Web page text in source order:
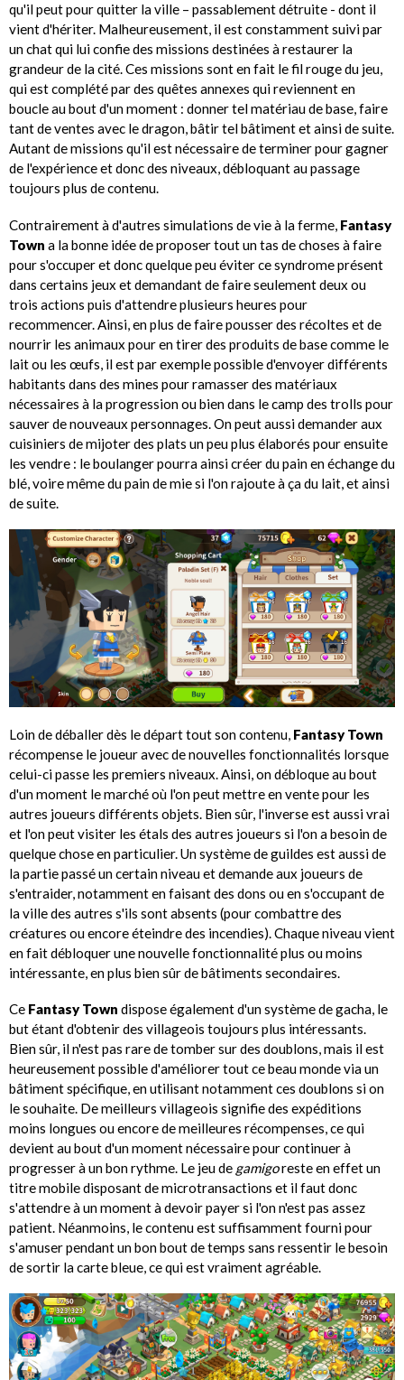
qu'il peut pour quitter la ville – passablement détruite - dont il
vient d'hériter. Malheureusement, il est constamment suivi par
un chat qui lui confie des missions destinées à restaurer la
grandeur de la cité. Ces missions sont en fait le fil rouge du jeu,
qui est complété par des quêtes annexes qui reviennent en
boucle au bout d'un moment : donner tel matériau de base, faire
tant de ventes avec le dragon, bâtir tel bâtiment et ainsi de suite.
Autant de missions qu'il est nécessaire de terminer pour gagner
de l'expérience et donc des niveaux, débloquant au passage
toujours plus de contenu.
Contrairement à d'autres simulations de vie à la ferme, Fantasy
Town a la bonne idée de proposer tout un tas de choses à faire
pour s'occuper et donc quelque peu éviter ce syndrome présent
dans certains jeux et demandant de faire seulement deux ou
trois actions puis d'attendre plusieurs heures pour
recommencer. Ainsi, en plus de faire pousser des récoltes et de
nourrir les animaux pour en tirer des produits de base comme le
lait ou les œufs, il est par exemple possible d'envoyer différents
habitants dans des mines pour ramasser des matériaux
nécessaires à la progression ou bien dans le camp des trolls pour
sauver de nouveaux personnages. On peut aussi demander aux
cuisiniers de mijoter des plats un peu plus élaborés pour ensuite
les vendre : le boulanger pourra ainsi créer du pain en échange du
blé, voire même du pain de mie si l'on rajoute à ça du lait, et ainsi
de suite.
Loin de déballer dès le départ tout son contenu, Fantasy Town
récompense le joueur avec de nouvelles fonctionnalités lorsque
celui-ci passe les premiers niveaux. Ainsi, on débloque au bout
d'un moment le marché où l'on peut mettre en vente pour les
autres joueurs différents objets. Bien sûr, l'inverse est aussi vrai
et l'on peut visiter les étals des autres joueurs si l'on a besoin de
quelque chose en particulier. Un système de guildes est aussi de
la partie passé un certain niveau et demande aux joueurs de
s'entraider, notamment en faisant des dons ou en s'occupant de
la ville des autres s'ils sont absents (pour combattre des
créatures ou encore éteindre des incendies). Chaque niveau vient
en fait débloquer une nouvelle fonctionnalité plus ou moins
intéressante, en plus bien sûr de bâtiments secondaires.
Ce Fantasy Town dispose également d'un système de gacha, le
but étant d'obtenir des villageois toujours plus intéressants.
Bien sûr, il n'est pas rare de tomber sur des doublons, mais il est
heureusement possible d'améliorer tout ce beau monde via un
bâtiment spécifique, en utilisant notamment ces doublons si on
le souhaite. De meilleurs villageois signifie des expéditions
moins longues ou encore de meilleures récompenses, ce qui
devient au bout d'un moment nécessaire pour continuer à
progresser à un bon rythme. Le jeu de gamigoreste en effet un
titre mobile disposant de microtransactions et il faut donc
s'attendre à un moment à devoir payer si l'on n'est pas assez
patient. Néanmoins, le contenu est suffisamment fourni pour
s'amuser pendant un bon bout de temps sans ressentir le besoin
de sortir la carte bleue, ce qui est vraiment agréable.